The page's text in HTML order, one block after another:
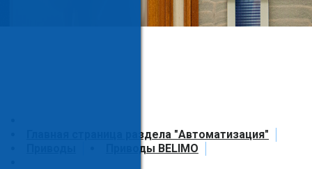
Главная страница раздела "Автоматизация"
Приводы BELIMO